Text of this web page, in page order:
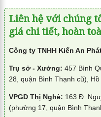
Liên hệ với chúng
giá chi tiết, hoàn
Công ty TNHH Kiến An
Trụ sở - Xưởng: 457 Bình
28, quận Bình Thạnh cũ),
VPGD Thị Nghè: 163 Đ.
(phường 17, quận Bình